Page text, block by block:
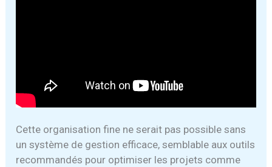
Cette organisation fine ne serait pas possible sans
un système de gestion efficace, semblable aux outils
recommandés pour optimiser les projets comme